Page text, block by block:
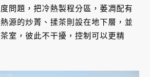
問題，把冷熱製程分區，萎凋配有
源的炒菁、揉茶則設在地下層，並
室，彼此不干擾，控制可以更精